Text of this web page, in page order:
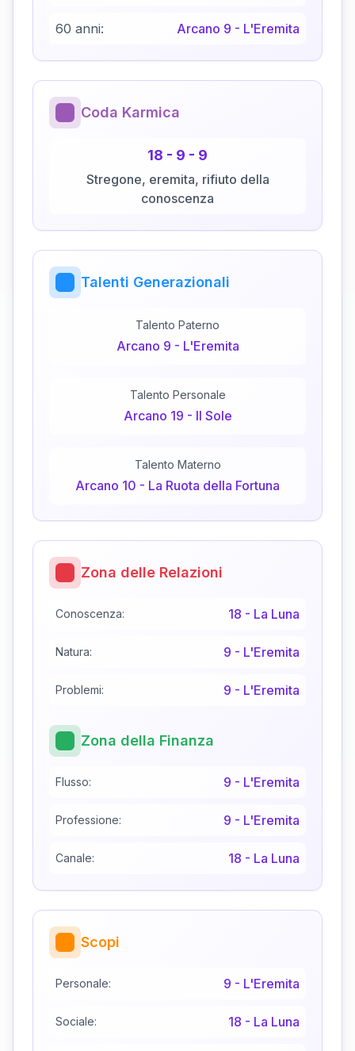
60 anni: Arcano 9 - L'Eremita
Coda Karmica
18 - 9 - 9
Stregone, eremita, rifiuto della
conoscenza
Talenti Generazionali
Talento Paterno
Arcano 9 - L'Eremita
Talento Personale
Arcano 19 - Il Sole
Talento Materno
Arcano 10 - La Ruota della Fortuna
Zona delle Relazioni
Conoscenza: 18 - La Luna
Natura: 9 - L'Eremita
Problemi: 9 - L'Eremita
Zona della Finanza
Flusso: 9 - L'Eremita
Professione: 9 - L'Eremita
Canale: 18 - La Luna
Scopi
Personale: 9 - L'Eremita
Sociale: 18 - La Luna